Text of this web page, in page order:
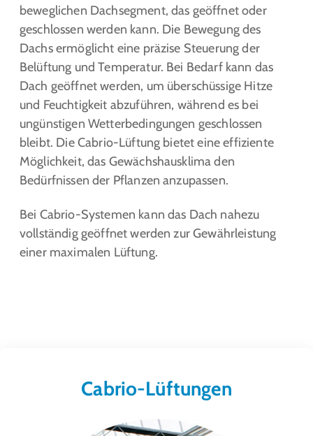
beweglichen Dachsegment, das geöffnet oder
geschlossen werden kann. Die Bewegung des
Dachs ermöglicht eine präzise Steuerung der
Belüftung und Temperatur. Bei Bedarf kann das
Dach geöffnet werden, um überschüssige Hitze
und Feuchtigkeit abzuführen, während es bei
ungünstigen Wetterbedingungen geschlossen
bleibt. Die Cabrio-Lüftung bietet eine effiziente
Möglichkeit, das Gewächshausklima den
Bedürfnissen der Pflanzen anzupassen.
Bei Cabrio-Systemen kann das Dach nahezu
vollständig geöffnet werden zur Gewährleistung
einer maximalen Lüftung.
Cabrio-Lüftungen